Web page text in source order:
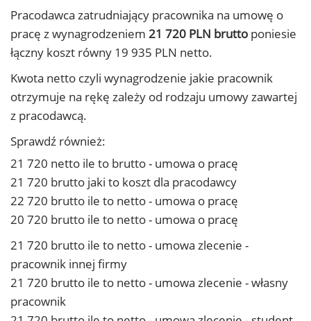
Pracodawca zatrudniający pracownika na umowę o
pracę z wynagrodzeniem 21 720 PLN brutto poniesie
łączny koszt równy 19 935 PLN netto.
Kwota netto czyli wynagrodzenie jakie pracownik
otrzymuje na rękę zależy od rodzaju umowy zawartej
z pracodawcą.
Sprawdź również:
21 720 netto ile to brutto - umowa o pracę
21 720 brutto jaki to koszt dla pracodawcy
22 720 brutto ile to netto - umowa o pracę
20 720 brutto ile to netto - umowa o pracę
21 720 brutto ile to netto - umowa zlecenie -
pracownik innej firmy
21 720 brutto ile to netto - umowa zlecenie - własny
pracownik